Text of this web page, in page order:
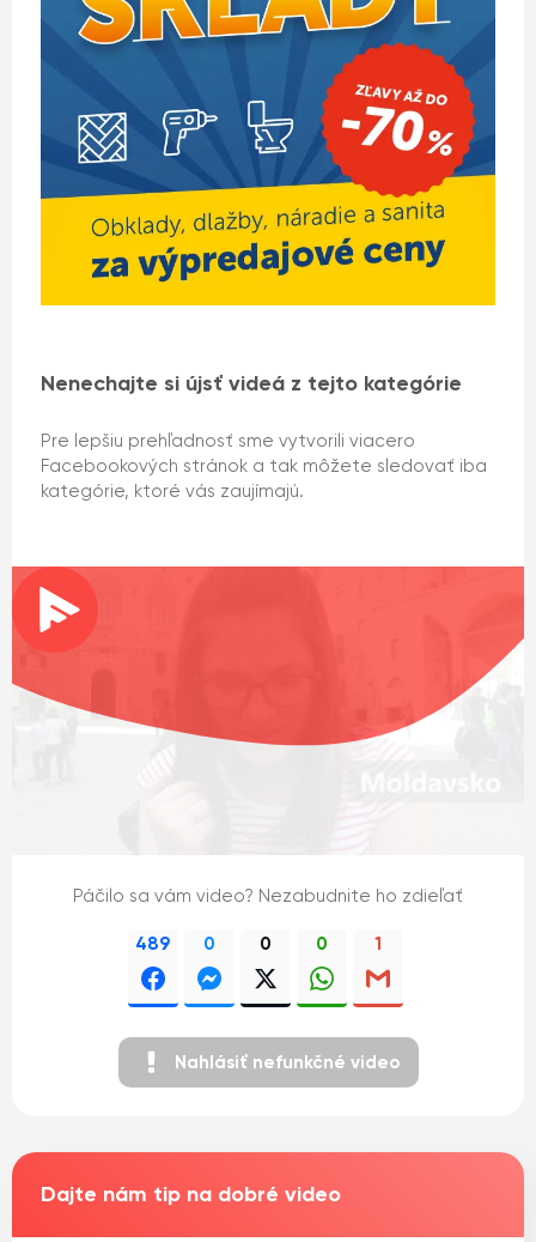
Nenechajte si újsť videá z tejto kategórie
Pre lepšiu prehľadnosť sme vytvorili viacero
Facebookových stránok a tak môžete sledovať iba
kategórie, ktoré vás zaujímajú.
Páčilo sa vám video? Nezabudnite ho zdieľať
489 0 0 0 1
Nahlásiť nefunkčné video
Dajte nám tip na dobré video